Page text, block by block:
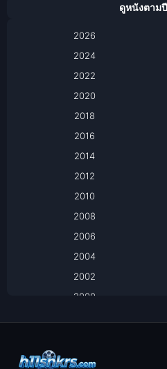
Based on a True
Based on a True
ดูหนังตาม
2026
2024
2022
2020
2018
2016
2014
2012
2010
2008
2006
2004
2002
2000
1994